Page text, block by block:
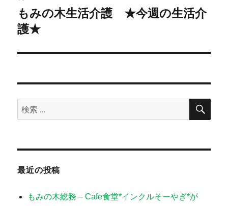
ー
シ
ン
次
の
稿:
もみの木生活介護 ★今週の生活介
護★
検
索:
検
最近の投稿
もみの木総務 – Cafe食堂*インクルそーやぎ*が